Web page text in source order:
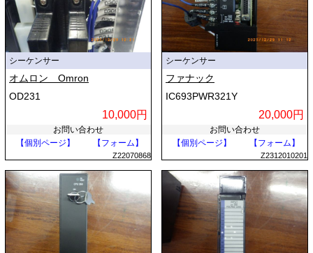
シーケンサー
オムロン Omron
OD231
10,000円
お問い合わせ
【個別ページ】
【フォーム】
Z22070868
シーケンサー
ファナック
IC693PWR321Y
20,000円
お問い合わせ
【個別ページ】
【フォーム】
Z2312010201